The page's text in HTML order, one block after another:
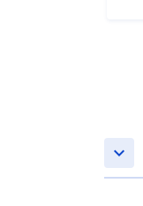
keyboard_arrow_down